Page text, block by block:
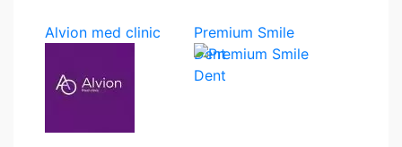
Alvion med clinic
Premium Smile
Dent